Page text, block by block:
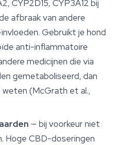
CYP2D15, CYP3A12 bij
afbraak van andere
Gebruikt je hond
anti-inflammatoire
medicijnen die via
gemetaboliseerd, dan
(McGrath et al.,
— bij voorkeur niet
Hoge CBD-doseringen